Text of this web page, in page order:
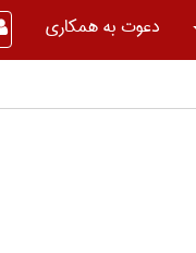
دعوت به همکاری